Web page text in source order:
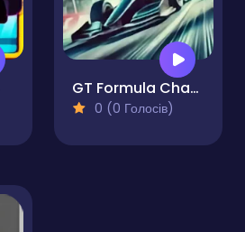
GT Formula Championship
0 (0 Голосів)